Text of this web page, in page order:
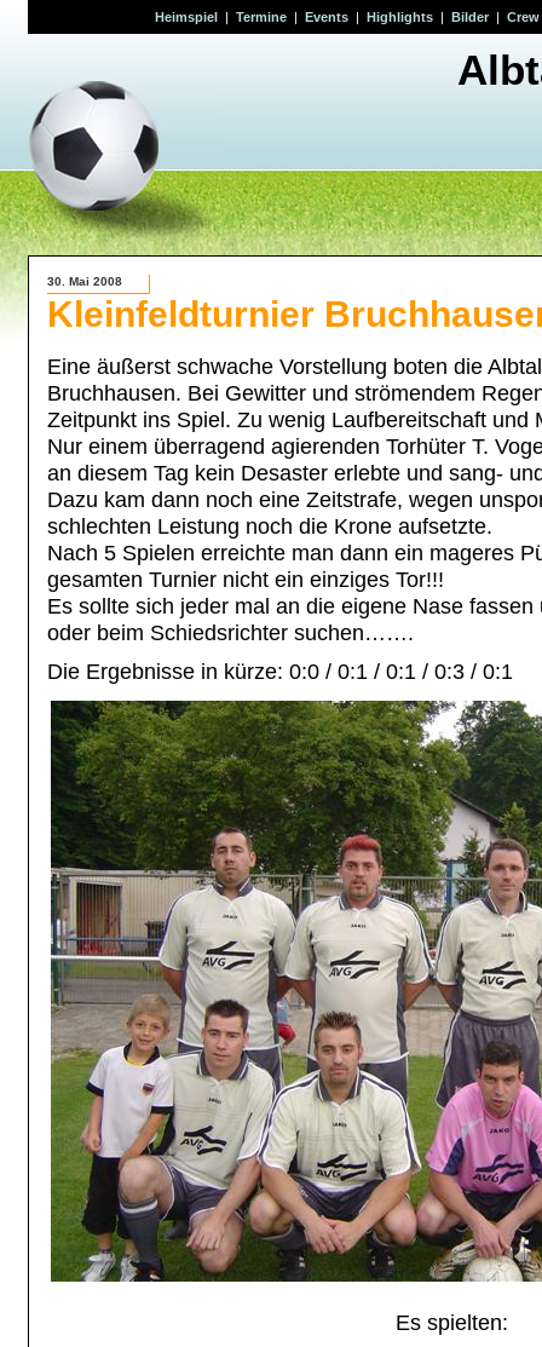
Heimspiel| Termine| Events| Highlights| Bilder| Crew
30. Mai 2008
Kleinfeldturnier
Eine äußerst schwache Vorstellung boten die
Bruchhausen. Bei Gewitter und strömendem
Zeitpunkt ins Spiel. Zu wenig Laufbereitschaft und
Nur einem überragend agierenden Torhüter T.
an diesem Tag kein Desaster erlebte und sang-
Dazu kam dann noch eine Zeitstrafe, wegen
schlechten Leistung noch die Krone aufsetzte.
Nach 5 Spielen erreichte man dann ein mageres
gesamten Turnier nicht ein einziges Tor!!!
Es sollte sich jeder mal an die eigene Nase
oder beim Schiedsrichter suchen…….
Die Ergebnisse in kürze: 0:0 / 0:1 / 0:1 / 0:3 / 0:1
Es spielten: